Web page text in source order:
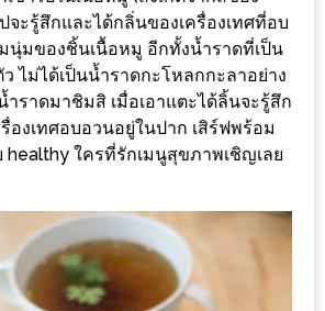
ปจะรู้สึกและได้กลิ่นของเครื่องเทศที่อบ
นุ่มของชิ้นเนื้อหมู อีกทั้งน้ำราดที่เป็น
ไม่ได้เป็นน้ำราดกะโหลกกะลาอย่าง
ำราดมาชิมสิ เมื่อเอาแตะได้ลิ้นจะรู้สึก
องเทศอบอวนอยู่ในปาก เสิร์ฟพร้อม
healthy ใครที่รักเมนูสุขภาพเชิญเลย